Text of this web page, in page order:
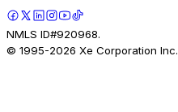
NMLS ID#920968.
© 1995-2026 Xe Corporation Inc.